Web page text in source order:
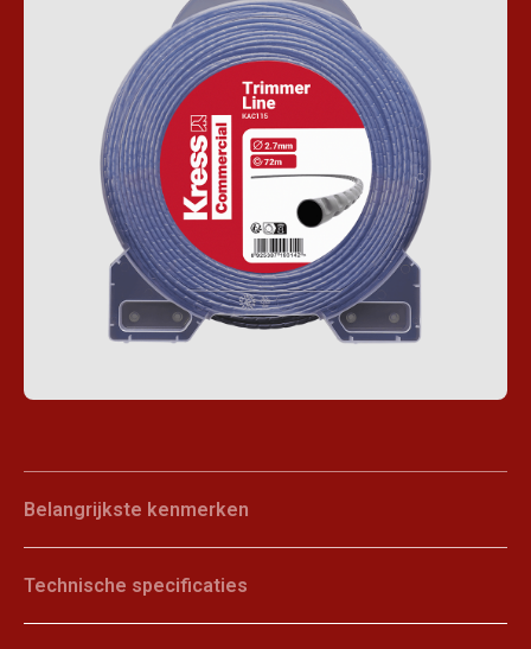
Belangrijkste kenmerken
Technische specificaties